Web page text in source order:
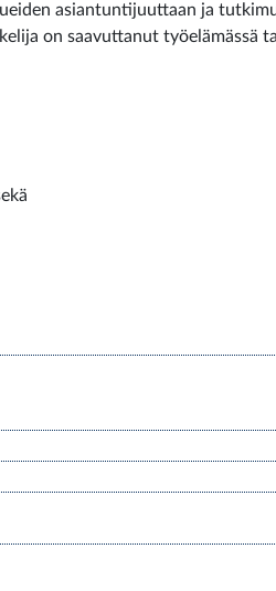
asiantuntijuuttaan ja
on saavuttanut työelämässä